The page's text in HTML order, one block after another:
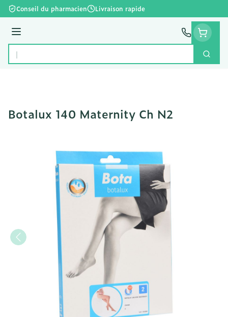
Aller au contenu
Conseil du pharmacien Livraison rapide
Menu
Rechercher
Botalux 140 Maternity Ch N2